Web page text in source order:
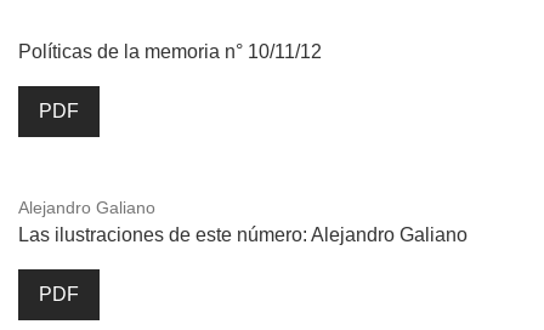
Políticas de la memoria n° 10/11/12
PDF
Alejandro Galiano
Las ilustraciones de este número: Alejandro Galiano
PDF